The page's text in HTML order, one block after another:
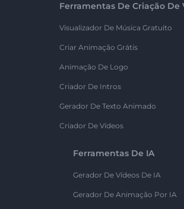
Ferramentas De Criação De
Visualizador De Música Gratuito
Criar Animação Grátis
Animação De Logo
Criador De Intros
Gerador De Texto Animado
Criador De Vídeos
Ferramentas De IA
Gerador De Vídeos De IA
Gerador De Animação Por IA